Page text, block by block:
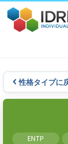
性格タイプに
ENTP